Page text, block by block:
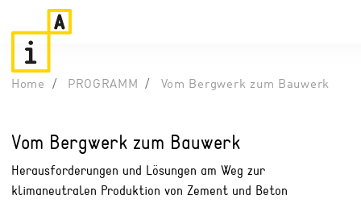
Home PROGRAMM Vom Bergwerk zum Bauwerk
Vom Bergwerk zum Bauwerk
Herausforderungen und Lösungen am Weg zur
klimaneutralen Produktion von Zement und Beton